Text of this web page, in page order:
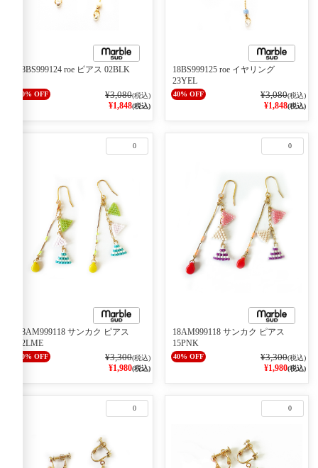
40% OFF
18BS999124 roe ピアス 02BLK
¥3,080(税込)
¥1,848(税込)
40% OFF
18BS999125 roe イヤリング
23YEL
¥3,080(税込)
¥1,848(税込)
0
40% OFF
18AM999118 サンカク ピアス
62LME
¥3,300(税込)
¥1,980(税込)
0
40% OFF
18AM999118 サンカク ピアス
15PNK
¥3,300(税込)
¥1,980(税込)
0 0